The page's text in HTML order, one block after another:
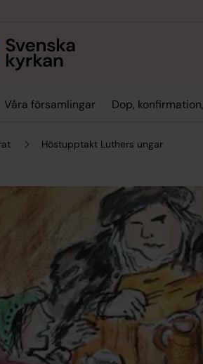
Våra församlingar Dop,
Höstupptakt Luthers ungar